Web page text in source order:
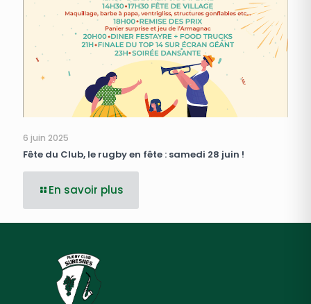
6 juin 2025
Fête du Club, le rugby en fête : samedi 28 juin !
En savoir plus